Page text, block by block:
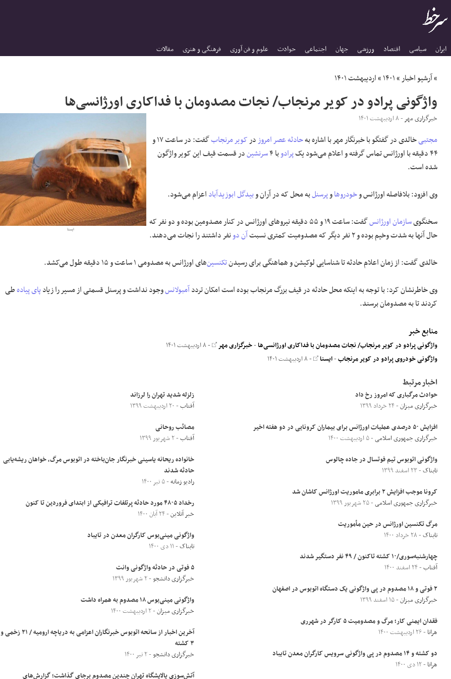
ایران سیاسی اقتصاد ورزشی جهان اجتماعی حوادث علوم و فن آوری فرهنگی و هنری مقالات
»آرشیو اخبار»۱۴۰۱»اردیبهشت ۱۴۰۱
واژگونی پرادو در کویر مرنجاب/ نجات مصدومان با فداکاری اورژانسی‌ها
ایسنا
خبرگزاری مهر- ۸ اردیبهشت ۱۴۰۱
مجتبیخالدی در گفتگو با خبرنگار مهر با اشاره بهحادثهعصر امروزدرکویر مرنجاب
گفت: در ساعت ۱۷ و
۴۴ دقیقه با اورژانس تماس گرفته و اعلام می‌شود یک
پرادوبا ۴ سرنشیندر قسمت قیف این کویر واژگون
شده است.
وی افزود: بلافاصله اورژانس وخودروهاوپرسنلبه محل که درآرانوبیدگلابوزیدآباداعزام می‌شود.
سخنگویسازمان اورژانس
گفت: ساعت ۱۹ و ۵۵ دقیقه نیروهای اورژانس در کنار مصدومین بوده و دو نفر که
حال آنها به شدت وخیم بوده و ۲ نفر دیگر که مصدومیت کمتری نسبت
آن دونفر داشتند را نجات می‌دهند.
خالدی گفت: از زمان اعلام حادثه تا شناسایی لوکیشن و هماهنگی برای رسیدنتکنسین‌های اورژانس به مصدومی ۱ ساعت و ۱۵ دقیقه طول می‌کشد.
وی خاطرنشان کرد: با توجه به اینکه محل حادثه در قیف بزرگ مرنجاب بوده است امکان ترددآمبولانسوجود نداشت و پرسنل قسمتی از مسیر را زیادپای پیادهطی
کردند تا به مصدومان برسند.
منابع خبر
واژگونی پرادو در کویر مرنجاب/ نجات مصدومان با فداکاری اورژانسی‌ها-خبرگزاری مهر - ۸ اردیبهشت ۱۴۰۱
واژگونی خودروی پرادو در کویر مرنجاب-ایسنا - ۸ اردیبهشت ۱۴۰۱
اخبار مرتبط
حوادث مرگباری که امروز رخ داد
خبرگزاری میزان- ۲۴ خرداد ۱۳۹۹
افزایش ۵۰ درصدی عملیات اورژانس برای بیماران کرونایی در دو هفته اخیر
خبرگزاری جمهوری اسلامی- ۵ اردیبهشت ۱۴۰۰
واژگونی اتوبوس تیم فوتسال در جاده چالوس
تابناک- ۲۳ اسفند ۱۳۹۹
کرونا موجب افزایش ۲ برابری ماموریت‌ اورژانس کاشان شد
خبرگزاری جمهوری اسلامی- ۲۵ شهریور ۱۳۹۹
مرگ تکنسین اورژانس در حین مأموریت
تابناک- ۲۸ خرداد ۱۴۰۰
چهارشنبه‌سوری/۱۰ کشته تاکنون / ۴۹ نفر دستگیر شدند
آفتاب- ۲۴ اسفند ۱۴۰۰
۲ فوتی و ١۸ مصدوم در پی واژگونی یک دستگاه اتوبوس در اصفهان
خبرگزاری میزان- ۱۵ اسفند ۱۳۹۹
فقدان ایمنی کار؛ مرگ و مصدومیت ۵ کارگر در شهرری
هرانا - ۲۶ اردیبهشت ۱۴۰۰
دو کشته و ۱۴ مصدوم در پی واژگونی سرویس کارگران معدن تایباد
هرانا - ۱۲ دی ۱۴۰۰
زلزله شدید تهران را لرزاند
آفتاب- ۲۰ اردیبهشت ۱۳۹۹
مصائب روحانی
آفتاب- ۲ شهریور ۱۳۹۹
خانواده ریحانه یاسینی خبرنگار جان‌باخته در اتوبوس مرگ، خواهان ریشه‌یابی
حادثه شدند
رادیو زمانه- ۵ تیر ۱۴۰۰
رخداد ۴٨٠۵ مورد حادثه پرتلفات ترافیکی از ابتدای فروردین تا کنون
خبر آنلاین- ۲۴ آبان ۱۴۰۰
واژگونی مینی‌بوس کارگران معدن در تایباد
تابناک- ۱۱ دی ۱۴۰۰
۵ فوتی در حادثه واژگونی وانت
خبرگزاری دانشجو- ۲ شهریور ۱۳۹۹
واژگونی مینی‌بوس ١٨ مصدوم به همراه داشت
خبرگزاری میزان- ۲ اردیبهشت ۱۴۰۰
آخرین اخبار از سانحه اتوبوس خبرنگاران اعزامی به دریاچه ارومیه / ۲۱ زخمی و
۳ کشته
خبرگزاری دانشجو- ۲ تیر ۱۴۰۰
آتش‌سوزی پالایشگاه تهران چندین مصدوم برجای گذاشت؛ گزارش‌های